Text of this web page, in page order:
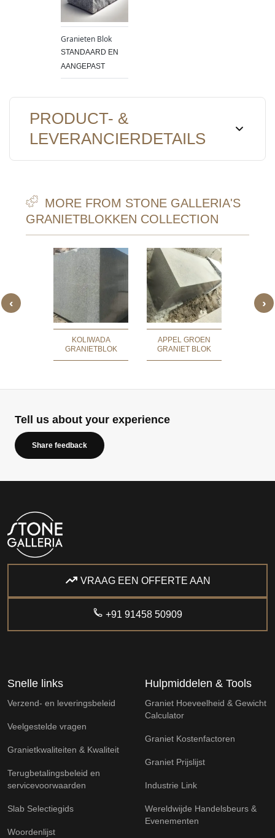
Granieten Blok
STANDAARD EN
AANGEPAST
PRODUCT- &
LEVERANCIERDETAILS
MORE FROM STONE GALLERIA'S
GRANIETBLOKKEN COLLECTION
‹
KOLIWADA
GRANIETBLOK
APPEL GROEN
GRANIET BLOK
›
Tell us about your experience
Share feedback
VRAAG EEN OFFERTE AAN
+91 91458 50909
Snelle links
Verzend- en leveringsbeleid
Veelgestelde vragen
Granietkwaliteiten & Kwaliteit
Terugbetalingsbeleid en
servicevoorwaarden
Slab Selectiegids
Woordenlijst
Hulpmiddelen & Tools
Graniet Hoeveelheid & Gewicht
Calculator
Graniet Kostenfactoren
Graniet Prijslijst
Industrie Link
Wereldwijde Handelsbeurs &
Evenementen